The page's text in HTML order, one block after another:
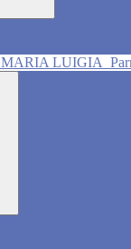
MARIA LUIGIA